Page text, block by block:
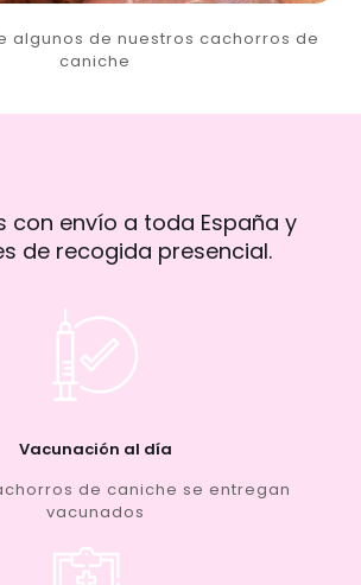
algunos de nuestros cachorros de
caniche
con envío a toda España y
de recogida presencial.
Vacunación al día
de caniche se entregan
vacunados